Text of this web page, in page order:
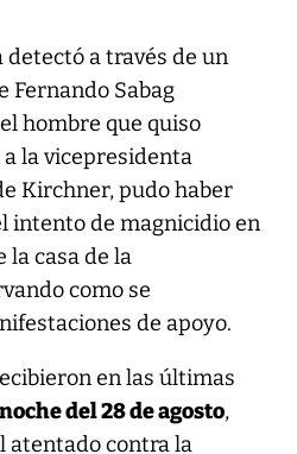
detectó a través de un
Fernando Sabag
hombre que quiso
la vicepresidenta
Kirchner, pudo haber
intento de magnicidio en
la casa de la
como se
de apoyo.
en las últimas
del 28 de agosto,
atentado contra la